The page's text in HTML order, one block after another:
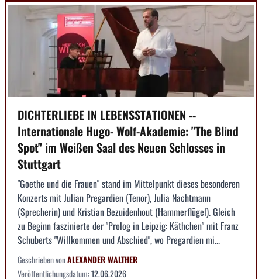
DICHTERLIEBE IN LEBENSSTATIONEN --
Internationale Hugo- Wolf-Akademie: "The Blind
Spot" im Weißen Saal des Neuen Schlosses in
Stuttgart
"Goethe und die Frauen" stand im Mittelpunkt dieses besonderen
Konzerts mit Julian Pregardien (Tenor), Julia Nachtmann
(Sprecherin) und Kristian Bezuidenhout (Hammerflügel). Gleich
zu Beginn faszinierte der "Prolog in Leipzig: Käthchen" mit Franz
Schuberts "Willkommen und Abschied", wo Pregardien mi...
Geschrieben vonALEXANDER WALTHER
Veröffentlichungsdatum:12.06.2026